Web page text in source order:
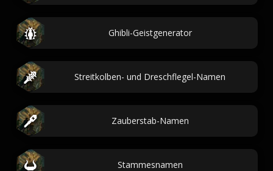
Ghibli-Geistgenerator
Streitkolben- und Dreschflegel-Namen
Zauberstab-Namen
Stammesnamen